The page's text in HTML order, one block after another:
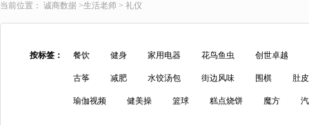
当前位置： 诚商数据 >生活老师 > 礼仪
按标签： 餐饮 健身 家用电器 花鸟鱼虫 创世卓越
古筝 减肥 水饺汤包 街边风味 围棋 肚
瑜伽视频 健美操 篮球 糕点烧饼 魔方